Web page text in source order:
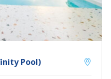
Pool)